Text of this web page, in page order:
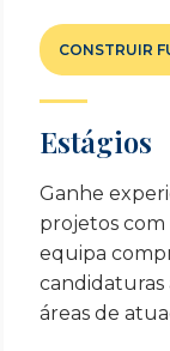
CONSTRUIR
Estágios
Ganhe
projetos
equipa
candidaturas
áreas de